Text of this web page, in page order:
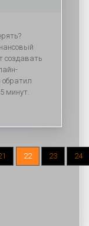
создавать
обратил
минут.
22 23 24